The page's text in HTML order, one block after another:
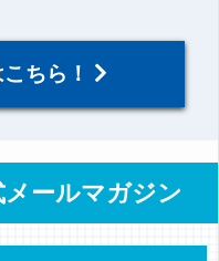
ちら！
ールマガジン